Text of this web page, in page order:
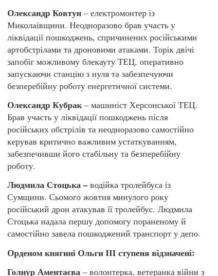
Олександр Ковтун – електромонтер із
Миколаївщини. Неодноразово брав участь у
ліквідації пошкоджень, спричинених російськими
артобстрілами та дроновими атаками. Торік двічі
запобіг можливому блекауту ТЕЦ, оперативно
запускаючи станцію з нуля та забезпечуючи
безперебійну роботу енергетичної системи.
Олександр Кубрак– машиніст Херсонської ТЕЦ.
Брав участь у ліквідації пошкоджень після
російських обстрілів та неодноразово самостійно
керував критично важливим устаткуванням,
забезпечивши його стабільну та безперебійну
роботу.
Людмила Стоцька – водійка тролейбуса із
Сумщини. Сьомого жовтня минулого року
російський дрон атакував її тролейбус. Людмила
Стоцька надала першу допомогу пораненому й
самостійно завела пошкоджений транспорт у депо.
Орденом княгині Ольги ІІІ ступеня відзначені:
Голнур Аментаєва – волонтерка, ветеранка війни з